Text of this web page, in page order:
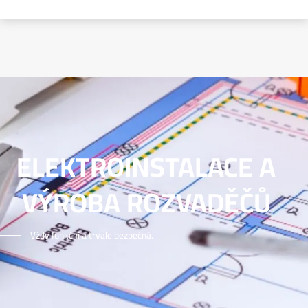
ELEKTROINSTALACE A
VÝROBA ROZVADĚČŮ
Vždy funkční a trvale bezpečná.